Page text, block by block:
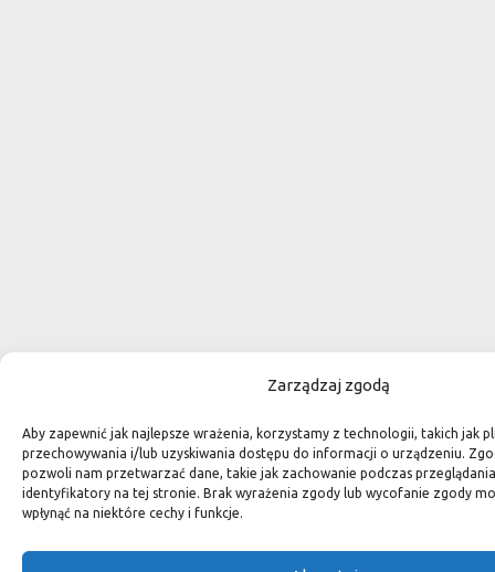
Zarządzaj zgodą
Aby zapewnić jak najlepsze wrażenia, korzystamy z technologii, takich jak
przechowywania i/lub uzyskiwania dostępu do informacji o urządzeniu.
pozwoli nam przetwarzać dane, takie jak zachowanie podczas
identyfikatory na tej stronie. Brak wyrażenia zgody lub wycofanie zgody
wpłynąć na niektóre cechy i funkcje.